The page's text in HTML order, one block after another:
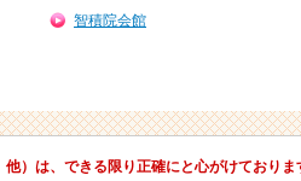
智積院会館
）は、できる限り正確にと心がけており